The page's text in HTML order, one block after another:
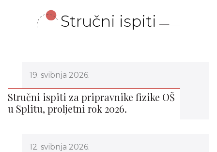
Stručni ispiti
19. svibnja 2026.
Stručni ispiti za pripravnike fizike OŠ
u Splitu, proljetni rok 2026.
12. svibnja 2026.